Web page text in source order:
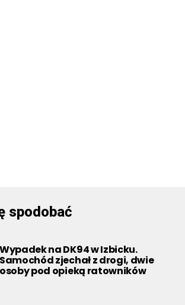
spodobać
Wypadek na DK94 w Izbicku.
Samochód zjechał z drogi, dwie
osoby pod opieką ratowników